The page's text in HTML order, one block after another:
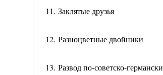
11. Заклятые друзья
12. Разноцветные двойники
13. Развод по-советско-германски